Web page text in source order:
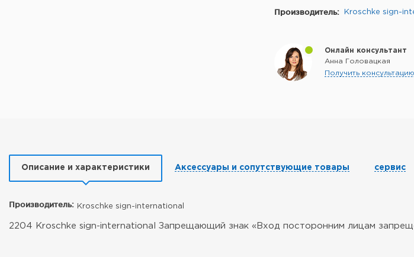
Производитель: Kroschke sign-
Онлайн консультант
Анна Головацкая
Получить
Описание и характеристики Аксессуары и сопутствующие товары сервис
Производитель: Kroschke sign-international
2204 Kroschke sign-international Запрещающий знак «Вход посторонним лицам